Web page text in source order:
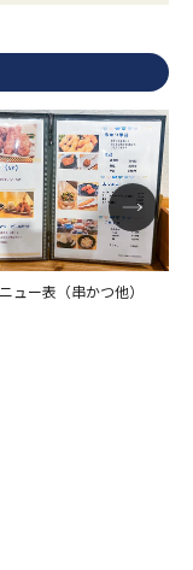
ュー表（串かつ他）